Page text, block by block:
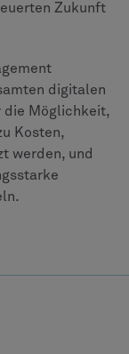
Zukunft
digitalen
die Möglichkeit,
Kosten,
werden, und